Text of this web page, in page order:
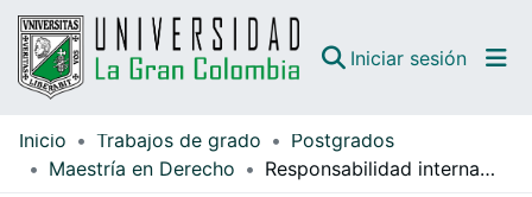
Iniciar sesión
Comunidades
Inicio Trabajos de grado
Postgrados
Maestría en Derecho
Responsabilidad internacional del estado colombiano por daño: una perspectiva desde la protección constitucional y convencional desde el año 2014